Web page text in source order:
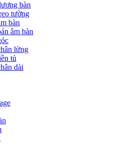
bàn
tường
bàn
âm bàn
lửng
tủ
dài